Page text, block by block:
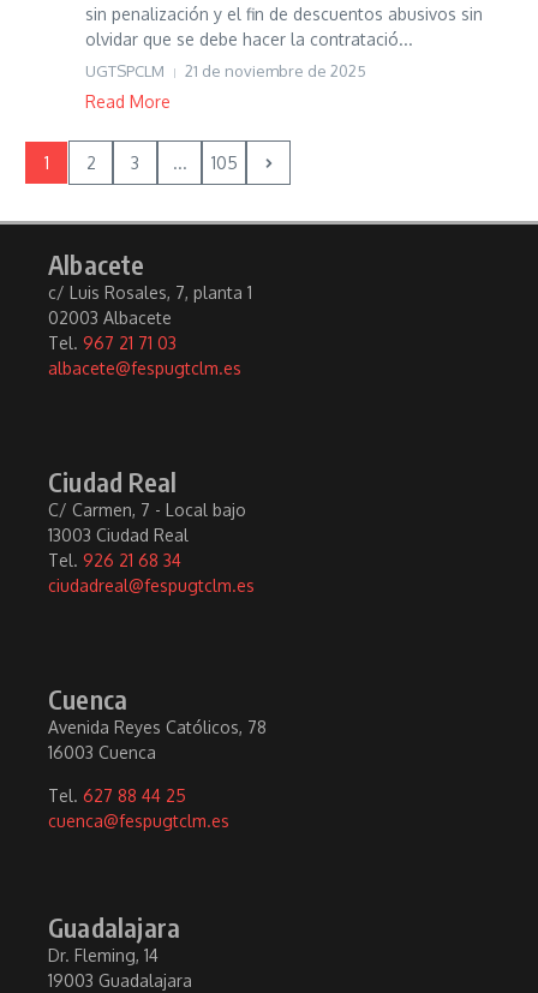
sin penalización y el fin de descuentos abusivos sin
olvidar que se debe hacer la contratació...
UGTSPCLM 21 de noviembre de 2025
Read More
1 2 3 ... 105
Albacete
c/ Luis Rosales, 7, planta 1
02003 Albacete
Tel. 967 21 71 03
albacete@fespugtclm.es
Ciudad Real
C/ Carmen, 7 - Local bajo
13003 Ciudad Real
Tel. 926 21 68 34
ciudadreal@fespugtclm.es
Cuenca
Avenida Reyes Católicos, 78
16003 Cuenca
Tel. 627 88 44 25
cuenca@fespugtclm.es
Guadalajara
Dr. Fleming, 14
19003 Guadalajara